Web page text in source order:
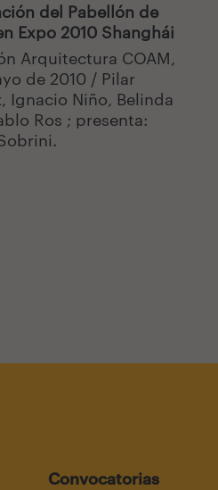
del Pabellón de
Expo 2010 Shanghái
Arquitectura COAM,
de 2010 / Pilar
Ignacio Niño, Belinda
Ros ; presenta:
Convocatorias